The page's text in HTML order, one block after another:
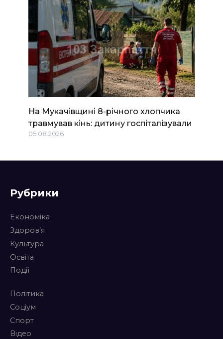
На Мукачівщині 8-річного хлопчика
травмував кінь: дитину госпіталізували
05.08.2026
Рубрики
Економіка
Здоров’я
Культура
Освіта
Події
Політика
Соціум
Спорт
Відео